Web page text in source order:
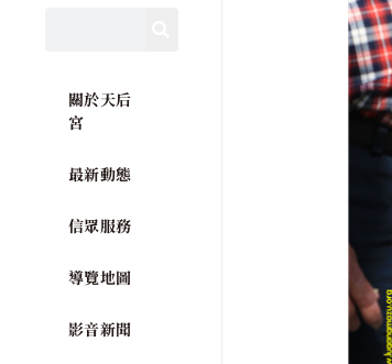
關於天后
宮
最新動態
信眾服務
導覽地圖
影音新聞